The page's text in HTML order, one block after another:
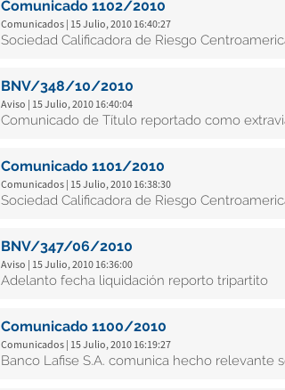
Comunicado 1102/2010
Comunicados | 15 Julio, 2010 16:40:27
Sociedad Calificadora de Riesgo
BNV/348/10/2010
Aviso | 15 Julio, 2010 16:40:04
Comunicado de Título reportado como
Comunicado 1101/2010
Comunicados | 15 Julio, 2010 16:38:30
Sociedad Calificadora de Riesgo
BNV/347/06/2010
Aviso | 15 Julio, 2010 16:36:00
Adelanto fecha liquidación reporto tripartito
Comunicado 1100/2010
Comunicados | 15 Julio, 2010 16:19:27
Banco Lafise S.A. comunica hecho relevante